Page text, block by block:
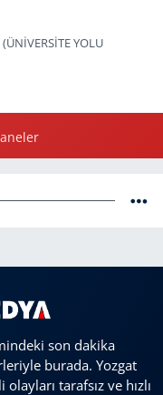
YOLU
son dakika
burada. Yozgat
tarafsız ve hızlı